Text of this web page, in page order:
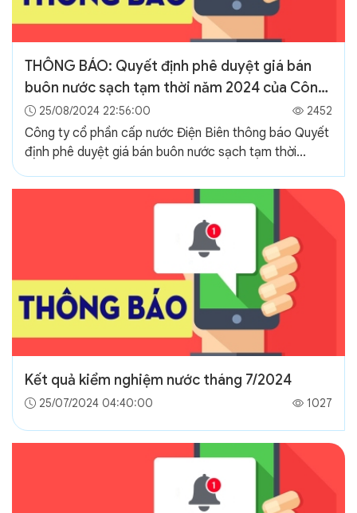
THÔNG BÁO: Quyết định phê duyệt giá bán
buôn nước sạch tạm thời năm 2024 của Công
ty cổ phần cấp nước Điện Biên
25/08/2024 22:56:00 2452
Công ty cổ phần cấp nước Điện Biên thông báo Quyết
định phê duyệt giá bán buôn nước sạch tạm thời...
Kết quả kiểm nghiệm nước tháng 7/2024
25/07/2024 04:40:00 1027